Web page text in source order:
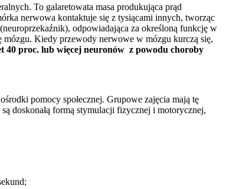
To galaretowata masa produkująca prąd
nerwowa kontaktuje się z tysiącami innych, tworząc
odpowiadająca za określoną funkcję w
Kiedy przewody nerwowe w mózgu kurczą się,
40 proc. lub więcej neuronów z powodu choroby
pomocy społecznej. Grupowe zajęcia mają tę
doskonałą formą stymulacji fizycznej i motorycznej,